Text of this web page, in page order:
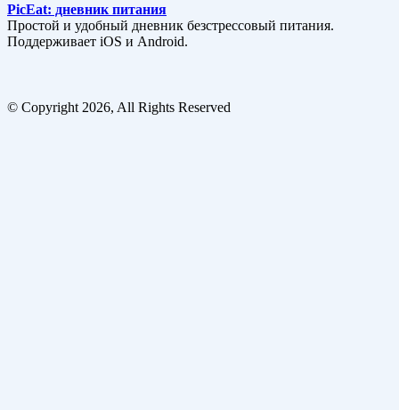
PicEat: дневник питания
Простой и удобный дневник безстрессовый питания.
Поддерживает iOS и Android.
© Copyright 2026, All Rights Reserved